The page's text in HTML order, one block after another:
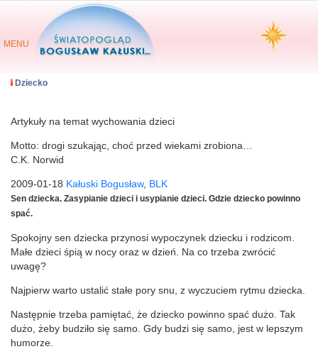
MENU
Dziecko
Artykuły na temat wychowania dzieci
Motto: drogi szukając, choć przed wiekami zrobiona…
C.K. Norwid
2009-01-18 Kałuski Bogusław, BLK
Sen dziecka. Zasypianie dzieci i usypianie dzieci. Gdzie dziecko powinno
spać.
Spokojny sen dziecka przynosi wypoczynek dziecku i rodzicom.
Małe dzieci śpią w nocy oraz w dzień. Na co trzeba zwrócić
uwagę?
Najpierw warto ustalić stałe pory snu, z wyczuciem rytmu dziecka.
Następnie trzeba pamiętać, że dziecko powinno spać dużo. Tak
dużo, żeby budziło się samo. Gdy budzi się samo, jest w lepszym
humorze.